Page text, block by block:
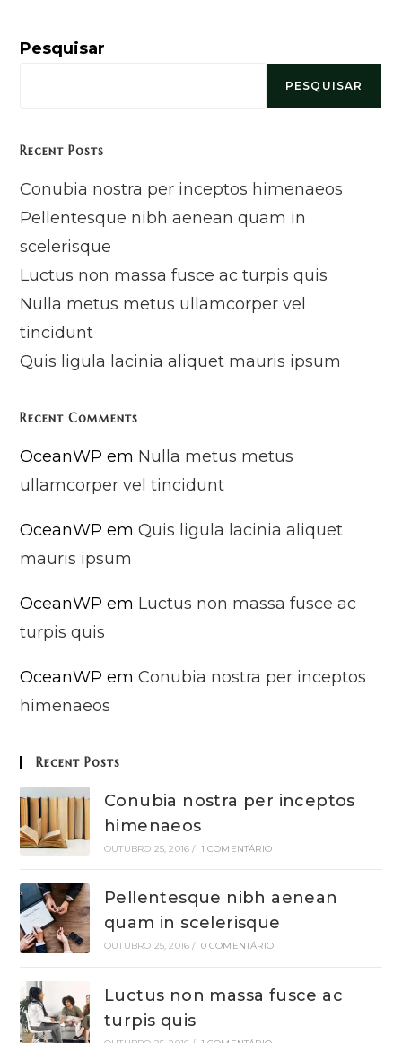
Pesquisar
PESQUISAR
Recent Posts
Conubia nostra per inceptos himenaeos
Pellentesque nibh aenean quam in
scelerisque
Luctus non massa fusce ac turpis quis
Nulla metus metus ullamcorper vel
tincidunt
Quis ligula lacinia aliquet mauris ipsum
Recent Comments
OceanWP em Nulla metus metus
ullamcorper vel tincidunt
OceanWP emQuis ligula lacinia aliquet
mauris ipsum
OceanWP em Luctus non massa fusce ac
turpis quis
OceanWP emConubia nostra per inceptos
himenaeos
Recent Posts
Conubia nostra per inceptos
himenaeos
OUTUBRO 25, 2016 / 1 COMENTÁRIO
Pellentesque nibh aenean
quam in scelerisque
OUTUBRO 25, 2016 / 0 COMENTÁRIO
Luctus non massa fusce ac
turpis quis